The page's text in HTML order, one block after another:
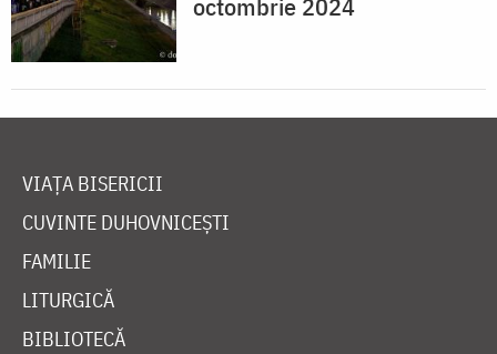
octombrie 2024
VIAȚA BISERICII
CUVINTE DUHOVNICEȘTI
FAMILIE
LITURGICĂ
BIBLIOTECĂ